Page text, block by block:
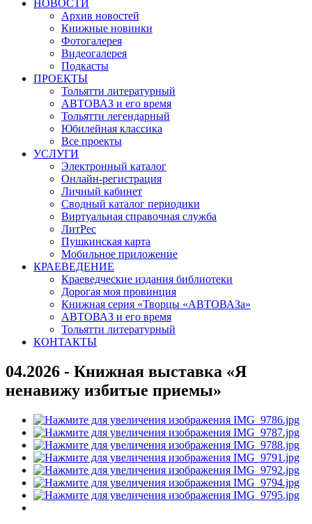
НОВОСТИ
Архив новостей
Книжные новинки
Фотогалерея
Видеогалерея
Подкасты
ПРОЕКТЫ
Тольятти литературный
АВТОВАЗ и его время
Тольятти легендарный
Юбилейная классика
Все проекты
УСЛУГИ
Электронный каталог
Онлайн-регистрация
Личный кабинет
Сводный каталог периодики
Виртуальная справочная служба
ЛитРес
Пушкинская карта
Мобильное приложение
КРАЕВЕДЕНИЕ
Краеведческие издания библиотеки
Дорогая моя провинция
Книжная серия «Творцы «АВТОВАЗа»
АВТОВАЗ и его время
Тольятти литературный
КОНТАКТЫ
04.2026 - Книжная выставка «Я
ненавижу избитые приемы»